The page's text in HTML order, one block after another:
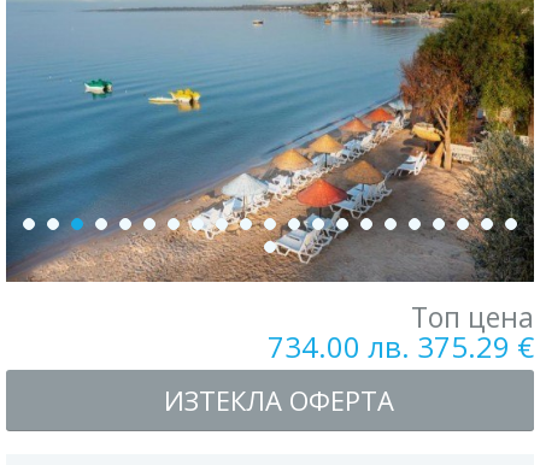
Топ цена
734.00 лв. 375.29 €
ИЗТЕКЛА ОФЕРТА